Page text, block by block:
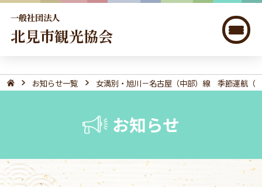
一般社団法人
北見市観光協会
お知らせ一覧 女満別・旭川－名古屋（中部）線 季節運航（
お知らせ